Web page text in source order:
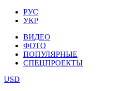
РУС
УКР
ВИДЕО
ФОТО
ПОПУЛЯРНЫЕ
СПЕЦПРОЕКТЫ
USD